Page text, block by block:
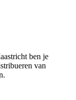
ben je
van